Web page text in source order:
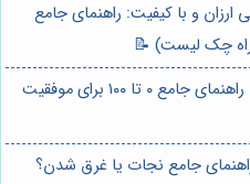
و با کیفیت: راهنمای جامع
چک لیست) 📝
⭐️ طرح توجیهی کسب و کار: راهنمای جامع ۰ تا ۱۰۰ برای موفقیت
جامع نجات یا غرق شدن؟